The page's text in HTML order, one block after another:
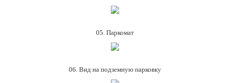
05. Паркомат
06. Вид на подземную парковку